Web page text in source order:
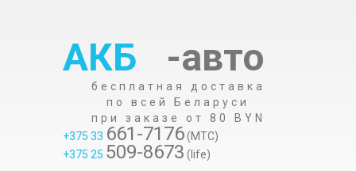
АКБ -авто
бесплатная доставка
по всей Беларуси
при заказе от 80 BYN
+375 33 661-7176(МТС)
+375 25 509-8673 (life)